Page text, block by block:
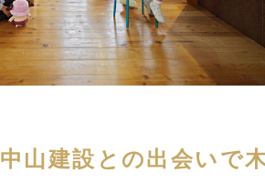
中山建設との出会いで